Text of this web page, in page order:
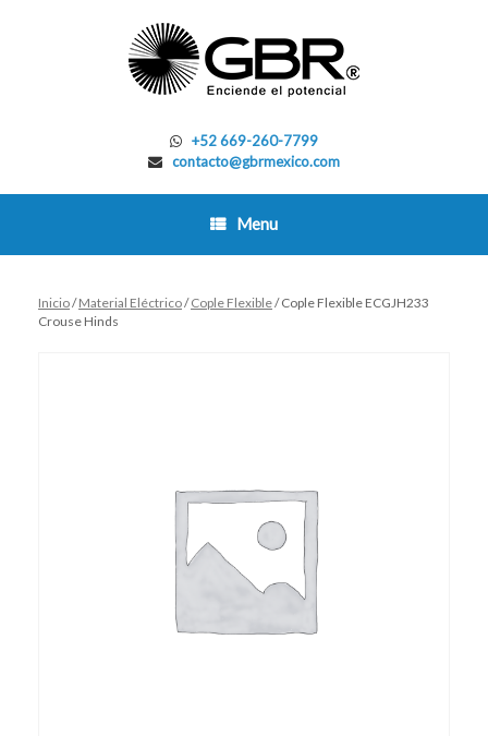
+52 669-260-7799
contacto@gbrmexico.com
Menu
Inicio/Material Eléctrico/Cople Flexible/ Cople Flexible ECGJH233
Crouse Hinds